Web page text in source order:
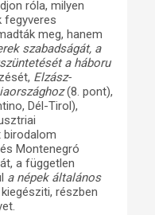
róla, milyen
fegyveres
meg, hanem
szabadságát, a
a háboru
Elzász-
(8. pont),
Dél-Tirol),
birodalom
Montenegró
a független
a népek általános
részben